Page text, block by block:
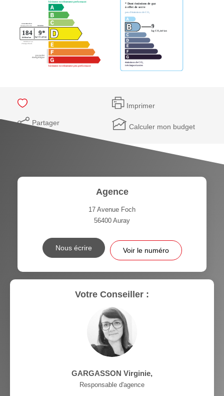
Imprimer
Partager Calculer mon budget
Agence
17 Avenue Foch
56400 Auray
Nous écrire Voir le numéro
Votre Conseiller :
GARGASSON Virginie,
Responsable d'agence